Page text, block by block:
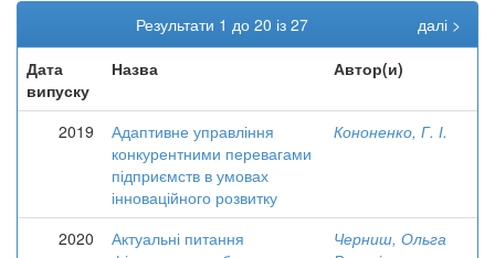
Результати 1 до 20 із 27
далі >
Дата
випуску
Назва Автор(и)
2019
Адаптивне управління
конкурентними перевагами
підприємств в умовах
інноваційного розвитку
Кононенко, Г. І.
2020
Актуальні питання
Черниш, Ольга